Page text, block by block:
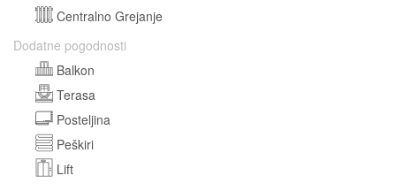
Centralno Grejanje
Dodatne pogodnosti
Balkon
Terasa
Posteljina
Peškiri
Lift